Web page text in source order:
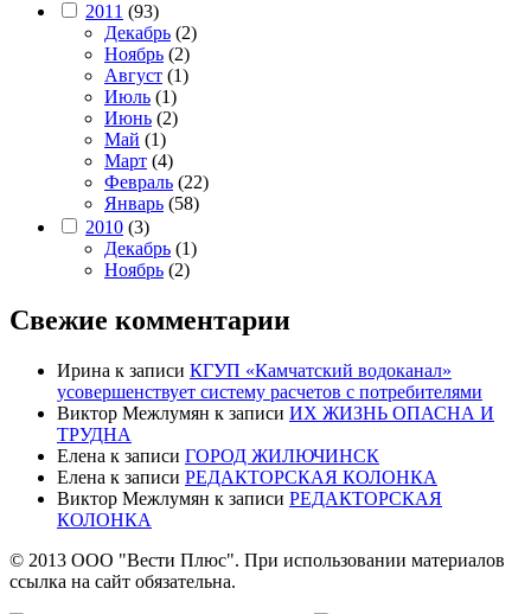
2011 (93)
Декабрь (2)
Ноябрь (2)
Август (1)
Июль (1)
Июнь (2)
Май (1)
Март (4)
Февраль (22)
Январь (58)
2010 (3)
Декабрь (1)
Ноябрь (2)
Свежие комментарии
Ирина к записи КГУП «Камчатский водоканал»
усовершенствует систему расчетов с потребителями
Виктор Межлумян к записи ИХ ЖИЗНЬ ОПАСНА И
ТРУДНА
Елена к записи ГОРОД ЖИЛЮЧИНСК
Елена к записи РЕДАКТОРСКАЯ КОЛОНКА
Виктор Межлумян к записи РЕДАКТОРСКАЯ
КОЛОНКА
© 2013 ООО "Вести Плюс". При использовании материалов
ссылка на сайт обязательна.